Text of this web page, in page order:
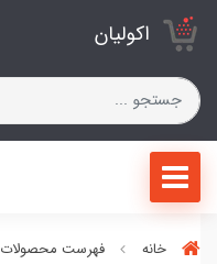
اکولیان
خانه فهرست محصولات